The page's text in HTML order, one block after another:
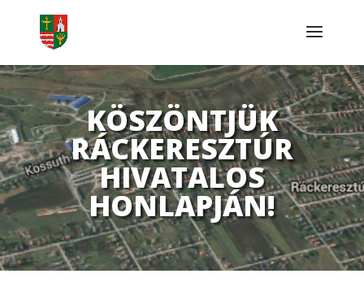
KÖSZÖNTJÜK
RÁCKERESZTÚR
HIVATALOS
HONLAPJÁN!